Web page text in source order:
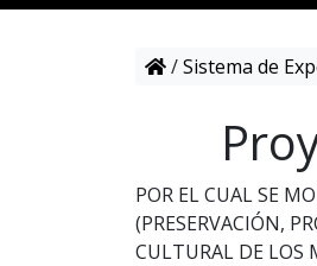
/Sistema de
POR EL CUAL SE
(PRESERVACIÓN,
CULTURAL DE LOS